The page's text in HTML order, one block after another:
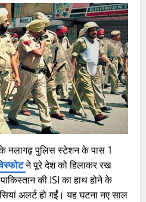
नलागढ़ पुलिस स्टेशन के पास 1
ने पूरे देश को हिलाकर रख
की ISI का हाथ होने के
अलर्ट हो गईं। यह घटना नए साल